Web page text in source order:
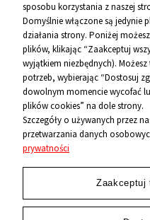
O
ul.
sposobu korzystania z naszej
Domyślnie włączone są jedynie
działania strony. Poniżej
plików, klikając “Zaakceptuj
wyjątkiem niezbędnych).
potrzeb, wybierając “Dostosuj
dowolnym momencie wycofać
plików cookies” na dole strony.
Szczegóły o używanych przez
przetwarzania danych
prywatności
Zaakceptuj